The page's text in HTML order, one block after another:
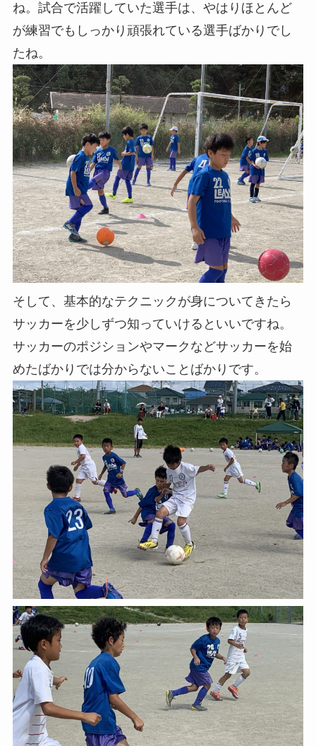
ね。試合で活躍していた選手は、やはりほとんど
が練習でもしっかり頑張れている選手ばかりでし
たね。
そして、基本的なテクニックが身についてきたら
サッカーを少しずつ知っていけるといいですね。
サッカーのポジションやマークなどサッカーを始
めたばかりでは分からないことばかりです。